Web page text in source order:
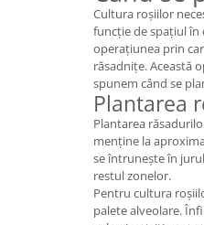
Cultura roșiilor
funcție de spațiul în
operațiunea prin
răsadnițe. Această
spunem când se
Plantarea
Plantarea
menține la
se întrunește în
restul zonelor.
Pentru cultura
palete alveolare.